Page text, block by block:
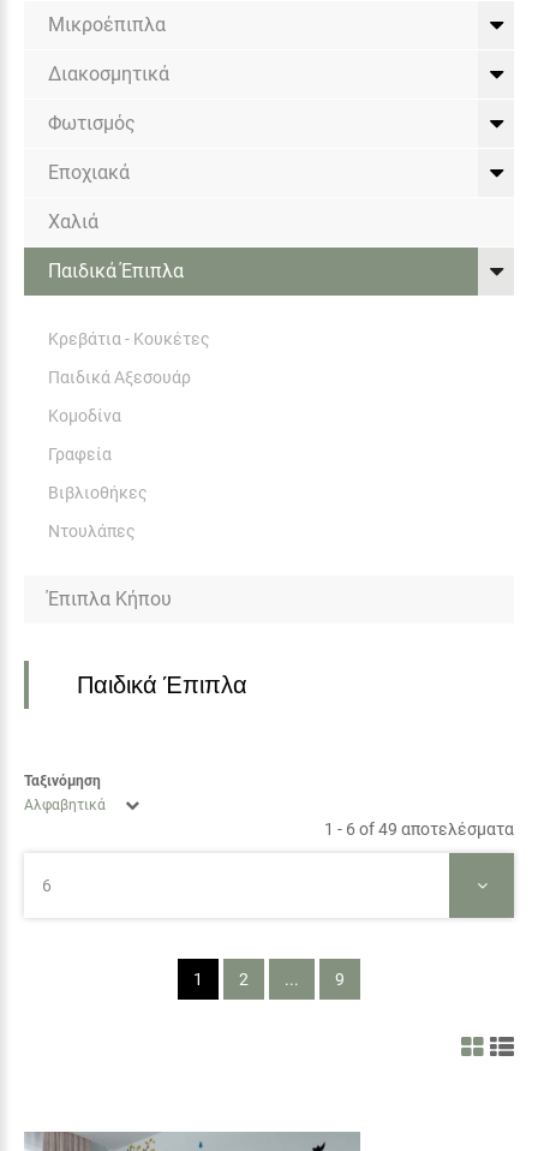
Μικροέπιπλα
Διακοσμητικά
Φωτισμός
Εποχιακά
Χαλιά
Παιδικά Έπιπλα
Κρεβάτια - Κουκέτες
Παιδικά Αξεσουάρ
Κομοδίνα
Γραφεία
Βιβλιοθήκες
Ντουλάπες
Έπιπλα Κήπου
Παιδικά Έπιπλα
Ταξινόμηση
Αλφαβητικά
1 - 6 of 49 αποτελέσματα
6
1 2 ... 9